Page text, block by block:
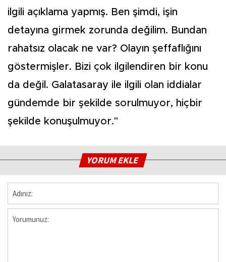
ilgili açıklama yapmış. Ben şimdi, işin
detayına girmek zorunda değilim. Bundan
rahatsız olacak ne var? Olayın şeffaflığını
göstermişler. Bizi çok ilgilendiren bir konu
da değil. Galatasaray ile ilgili olan iddialar
gündemde bir şekilde sorulmuyor, hiçbir
şekilde konuşulmuyor."
YORUM EKLE